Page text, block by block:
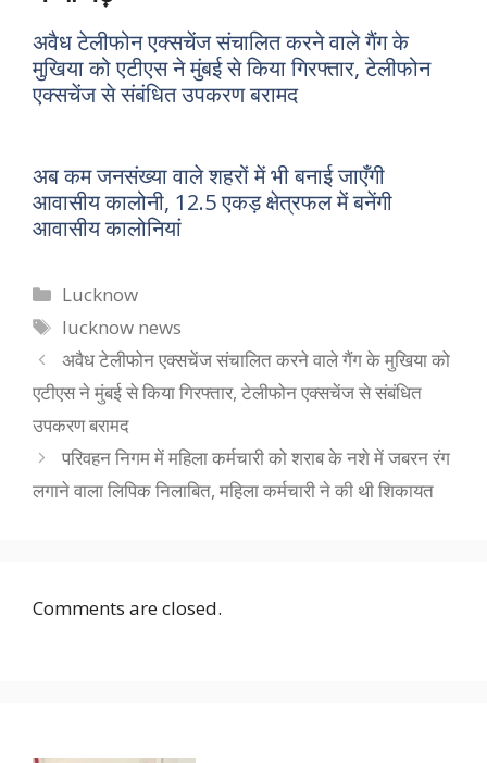
अवैध टेलीफोन एक्सचेंज संचालित करने वाले गैंग के
मुखिया को एटीएस ने मुंबई से किया गिरफ्तार, टेलीफोन
एक्सचेंज से संबंधित उपकरण बरामद
अब कम जनसंख्या वाले शहरों में भी बनाई जाएँगी
आवासीय कालोनी, 12.5 एकड़ क्षेत्रफल में बनेंगी
आवासीय कालोनियां
Categories
Lucknow
Tags
lucknow news
अवैध टेलीफोन एक्सचेंज संचालित करने वाले गैंग के मुखिया को
एटीएस ने मुंबई से किया गिरफ्तार, टेलीफोन एक्सचेंज से संबंधित
उपकरण बरामद
परिवहन निगम में महिला कर्मचारी को शराब के नशे में जबरन रंग
लगाने वाला लिपिक निलाबित, महिला कर्मचारी ने की थी शिकायत
Comments are closed.